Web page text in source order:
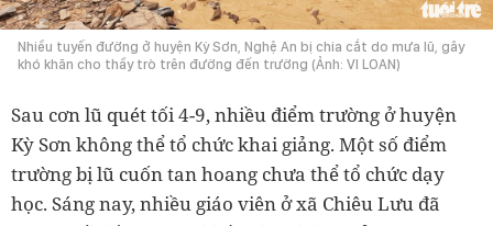
Nhiều tuyến đường ở huyện Kỳ Sơn, Nghệ An bị chia cắt do mưa lũ, gây
khó khăn cho thầy trò trên đường đến trường (Ảnh: VI LOAN)
Sau cơn lũ quét tối 4-9, nhiều điểm trường ở huyện
Kỳ Sơn không thể tổ chức khai giảng. Một số điểm
trường bị lũ cuốn tan hoang chưa thể tổ chức dạy
học. Sáng nay, nhiều giáo viên ở xã Chiêu Lưu đã